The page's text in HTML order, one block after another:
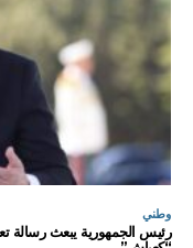
وطني
رئيس الجمهورية يبعث رسالة